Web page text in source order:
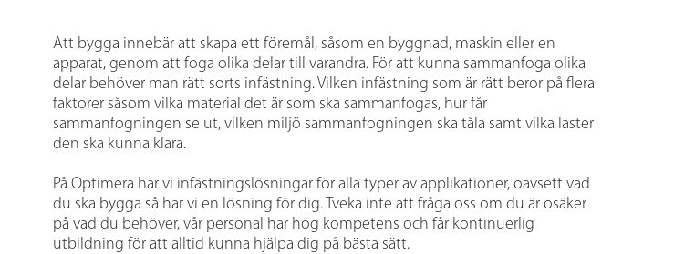
Att bygga innebär att skapa ett föremål, såsom en byggnad, maskin eller en
apparat, genom att foga olika delar till varandra. För att kunna sammanfoga olika
delar behöver man rätt sorts infästning. Vilken infästning som är rätt beror på flera
faktorer såsom vilka material det är som ska sammanfogas, hur får
sammanfogningen se ut, vilken miljö sammanfogningen ska tåla samt vilka laster
den ska kunna klara.
På Optimera har vi infästningslösningar för alla typer av applikationer, oavsett vad
du ska bygga så har vi en lösning för dig. Tveka inte att fråga oss om du är osäker
på vad du behöver, vår personal har hög kompetens och får kontinuerlig
utbildning för att alltid kunna hjälpa dig på bästa sätt.